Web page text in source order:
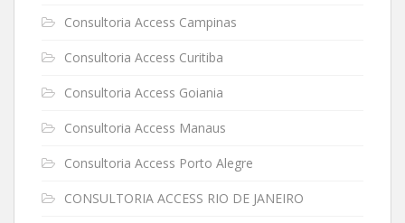
Consultoria Access Campinas
Consultoria Access Curitiba
Consultoria Access Goiania
Consultoria Access Manaus
Consultoria Access Porto Alegre
CONSULTORIA ACCESS RIO DE JANEIRO